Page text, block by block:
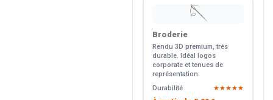
🪡
Broderie
Rendu 3D premium, très
durable. Idéal logos
corporate et tenues de
représentation.
Durabilité
★★★★★